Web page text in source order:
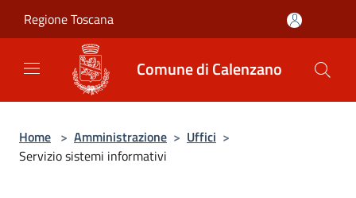
Regione Toscana
Comune di Calenzano
Home > Amministrazione > Uffici >
Servizio sistemi informativi